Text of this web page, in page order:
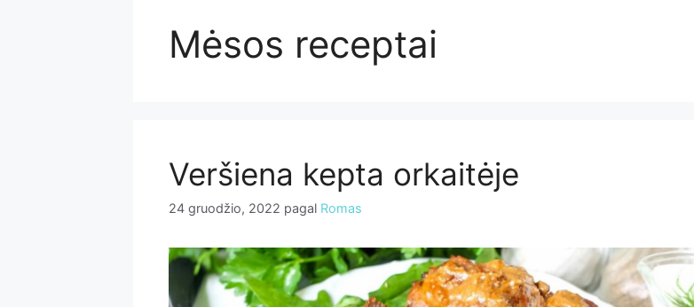
Mėsos receptai
Veršiena kepta orkaitėje
24 gruodžio, 2022 pagal Romas